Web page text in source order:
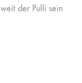
der Pulli sein